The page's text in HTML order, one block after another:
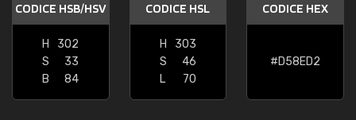
CODICE HSB/HSV
H
302
S
33
B
84
CODICE HSL
H
303
S
46
L
70
CODICE HEX
#D58ED2